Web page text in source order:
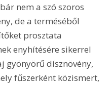
nem a szó szoros
de a terméséből
prosztata
enyhítésére sikerrel
gyönyörű dísznövény,
fűszerként közismert,